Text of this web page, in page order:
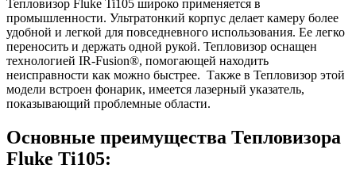
Тепловизор Fluke Ti105 широко применяется в
промышленности. Ультратонкий корпус делает камеру более
удобной и легкой для повседневного использования. Ее легко
переносить и держать одной рукой. Тепловизор оснащен
технологией IR-Fusion®, помогающей находить
неисправности как можно быстрее. Также в Тепловизор этой
модели встроен фонарик, имеется лазерный указатель,
показывающий проблемные области.
Основные преимущества Тепловизора
Fluke Ti105: